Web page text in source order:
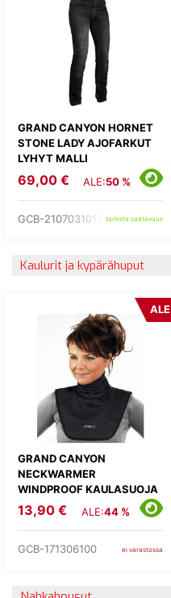
GRAND CANYON HORNET
STONE LADY AJOFARKUT
LYHYT MALLI
69,00 € ALE:50 %
GCB-210703101S-tarkista saatavuus
Kaulurit ja kypärähuput
GRAND CANYON
NECKWARMER
WINDPROOF KAULASUOJA
ALE
13,90 € ALE:44 %
GCB-171306100 ei varastossa